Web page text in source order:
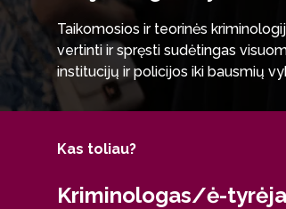
Taikomosios ir teorinės
vertinti ir spręsti sudėtingas
institucijų ir policijos iki bausmių
LR Vidaus reikalų ministerija ar
veiklą, kur atliekami
Kas toliau?
Kriminologas/ė-